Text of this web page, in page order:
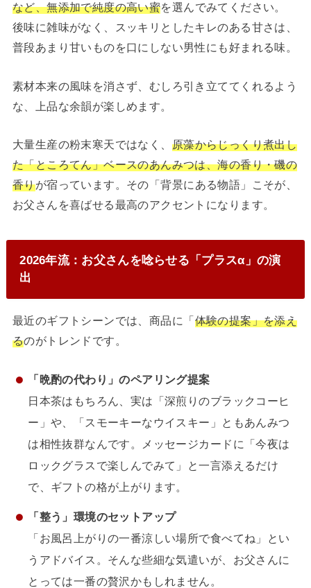
など、無添加で純度の高い蜜を選んでみてください。
後味に雑味がなく、スッキリとしたキレのある甘さは、
普段あまり甘いものを口にしない男性にも好まれる味。
素材本来の風味を消さず、むしろ引き立ててくれるよう
な、上品な余韻が楽しめます。
大量生産の粉末寒天ではなく、 原藻からじっくり煮出し
た「ところてん」ベースのあんみつは、海の香り・磯の
香りが宿っています。その「背景にある物語」こそが、
お父さんを喜ばせる最高のアクセントになります。
2026年流：お父さんを唸らせる「プラスα」の演
出
最近のギフトシーンでは、商品に「体験の提案」を添え
るのがトレンドです。
「晩酌の代わり」のペアリング提案
日本茶はもちろん、実は「深煎りのブラックコーヒ
ー」や、「スモーキーなウイスキー」ともあんみつ
は相性抜群なんです。メッセージカードに「今夜は
ロックグラスで楽しんでみて」と一言添えるだけ
で、ギフトの格が上がります。
「整う」環境のセットアップ
「お風呂上がりの一番涼しい場所で食べてね」とい
うアドバイス。そんな些細な気遣いが、お父さんに
とっては一番の贅沢かもしれません。